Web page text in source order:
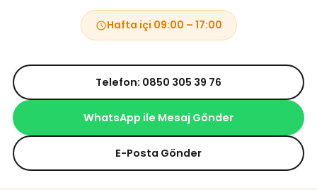
Hafta içi 09:00 – 17:00
Telefon: 0850 305 39 76
WhatsApp ile Mesaj Gönder
E-Posta Gönder